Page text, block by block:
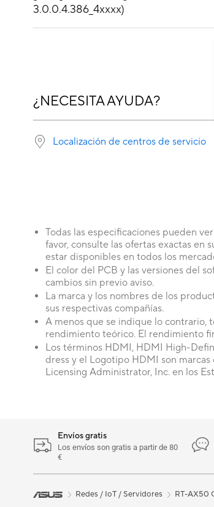
¿NECESITA AYUDA?
Localización de centros de servicio
3.0.0.4.386_4xxxx)
Todas las especificaciones pueden
favor, consulte las ofertas exactas en
estar disponibles en todos los
El color del PCB y las versiones del
cambios sin previo aviso.
La marca y los nombres de los
sus respectivas compañías.
A menos que se indique lo contrario,
rendimiento teórico. El rendimiento
Los términos HDMI, HDMI High-
dress y el Logotipo HDMI son
Licensing Administrator, Inc. en los
Envíos gratis
Los envíos son gratis a partir de 80
€
Redes / IoT / Servidores RT-AX50